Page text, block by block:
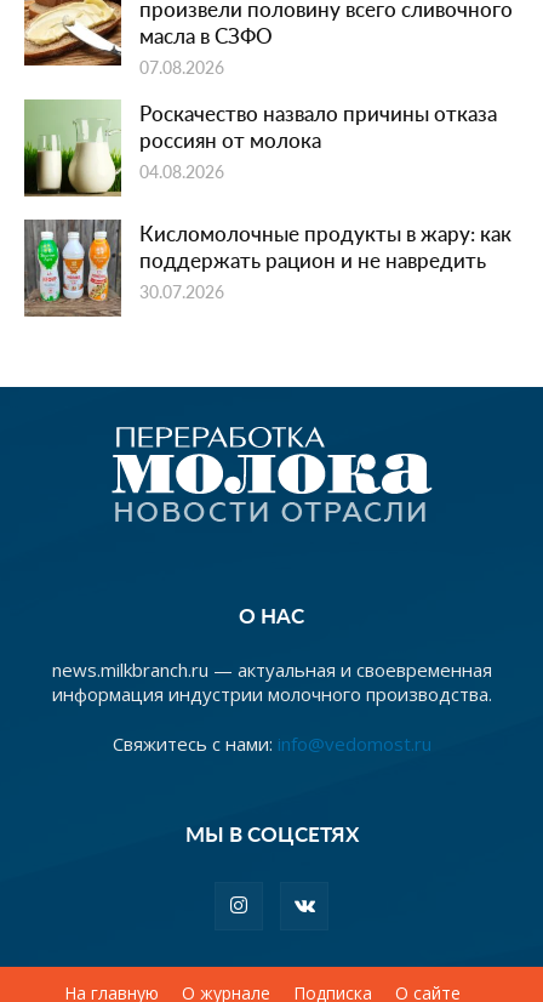
произвели половину всего сливочного
масла в СЗФО
07.08.2026
Роскачество назвало причины отказа
россиян от молока
04.08.2026
Кисломолочные продукты в жару: как
поддержать рацион и не навредить
30.07.2026
О НАС
news.milkbranch.ru — актуальная и своевременная
информация индустрии молочного производства.
Свяжитесь с нами: info@vedomost.ru
МЫ В СОЦСЕТЯХ
На главную О журнале Подписка О сайте